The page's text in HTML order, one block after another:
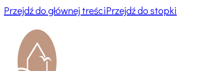
Przejdź do głównej treściPrzejdź do stopki